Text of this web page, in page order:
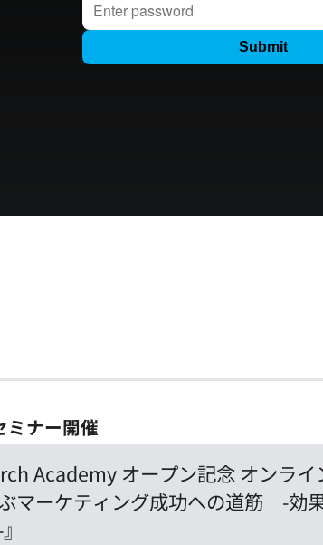
ミナー開催
Academy オープン記念 オンライ
ぶマーケティング成功への道筋 -効